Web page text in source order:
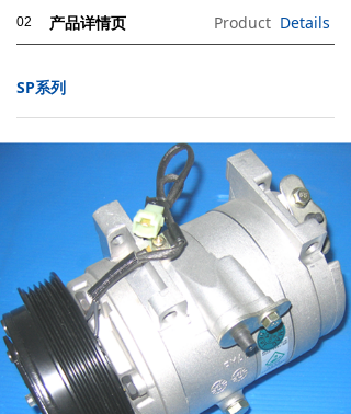
招标公告
联系我们
SP系列
产品详情页
02 Product Details